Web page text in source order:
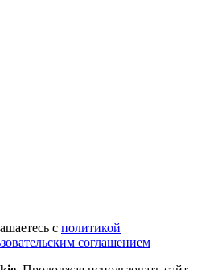
с политикой
соглашением